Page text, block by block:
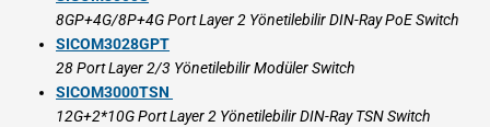
8GP+4G/8P+4G Port Layer 2 Yönetilebilir DIN-Ray PoE Switch
SICOM3028GPT
28 Port Layer 2/3 Yönetilebilir Modüler Switch
SICOM3000TSN
12G+2*10G Port Layer 2 Yönetilebilir DIN-Ray TSN Switch